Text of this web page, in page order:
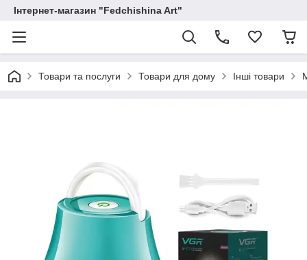
Інтернет-магазин "Fedchishina Art"
Товари та послуги Товари для дому Інші товари